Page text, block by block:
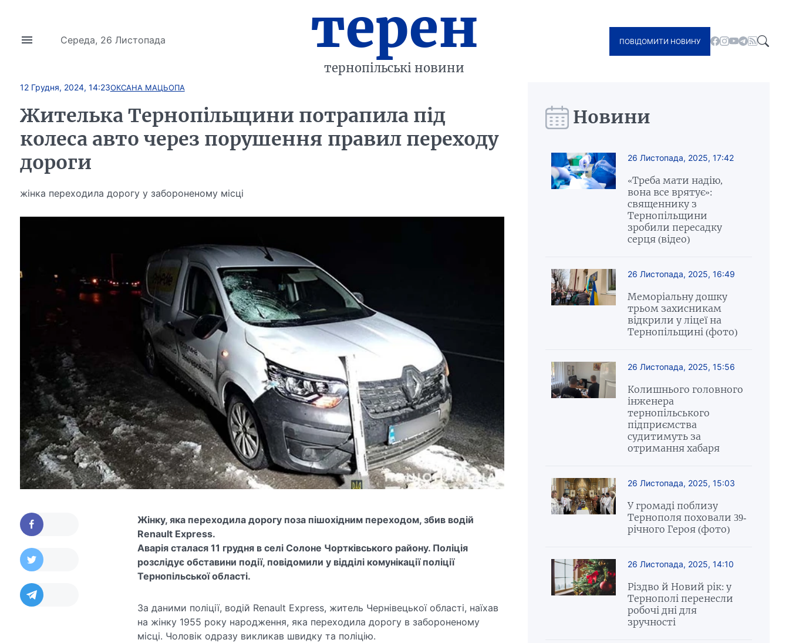
Середа, 26 Листопада терен
тернопільські новини
ПОВІДОМИТИ НОВИНУ
12 Грудня, 2024, 14:23ОКСАНА МАЦЬОПА
Жителька Тернопільщини потрапила під
колеса авто через порушення правил переходу
дороги
жінка переходила дорогу у забороненому місці
Жінку, яка переходила дорогу поза пішохідним переходом, збив водій
Renault Express.
Аварія сталася 11 грудня в селі Солоне Чортківського району. Поліція
розслідує обставини події, повідомили у відділі комунікації поліції
Тернопільської області.
За даними поліції, водій Renault Express, житель Чернівецької області, наїхав
на жінку 1955 року народження, яка переходила дорогу в забороненому
місці. Чоловік одразу викликав швидку та поліцію.
Новини
26 Листопада, 2025, 17:42
«Треба мати надію,
вона все врятує»:
священнику з
Тернопільщини
зробили пересадку
серця (відео)
26 Листопада, 2025, 16:49
Меморіальну дошку
трьом захисникам
відкрили у ліцеї на
Тернопільщині (фото)
26 Листопада, 2025, 15:56
Колишнього головного
інженера
тернопільського
підприємства
судитимуть за
отримання хабаря
26 Листопада, 2025, 15:03
У громаді поблизу
Тернополя поховали 39-
річного Героя (фото)
26 Листопада, 2025, 14:10
Різдво й Новий рік: у
Тернополі перенесли
робочі дні для
зручності